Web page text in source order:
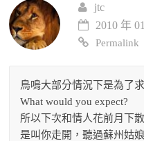
jtc
2010 年
Permalink
鳥鳴大部分情況下是為了
What would you expect?
所以下次和情人花前月下
是叫你走開，聽過蘇州姑